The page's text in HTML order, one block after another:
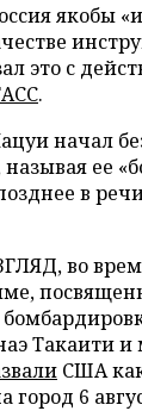
якобы
это с
.
начал
ее
в
во
Такаити и
США
6